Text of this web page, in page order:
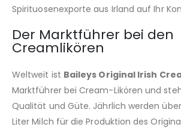
Spirituosenexporte aus Irland auf Ihr
Der Marktführer bei den
Creamlikören
Weltweit ist Baileys Original Irish
Marktführer bei Cream-Likören und
Qualität und Güte. Jährlich werden
Liter Milch für die Produktion des